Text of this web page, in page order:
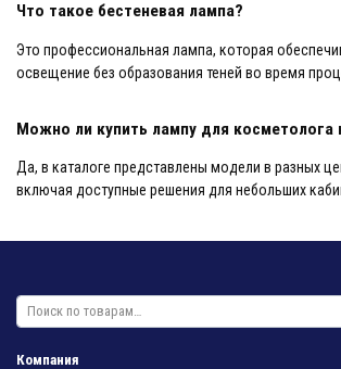
Что такое бестеневая лампа?
Это профессиональная лампа, которая
освещение без образования теней во время
Можно ли купить лампу для косметолога
Да, в каталоге представлены модели в разных
включая доступные решения для небольших
Искать:
Компания